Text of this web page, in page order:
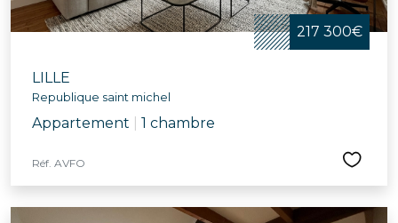
217 300€
LILLE
Republique saint michel
Appartement 1 chambre
Réf. AVFO